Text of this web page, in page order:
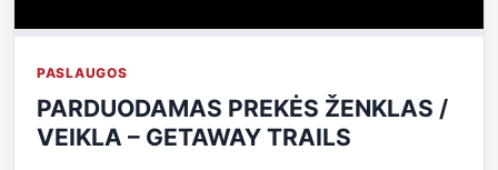
PASLAUGOS
PARDUODAMAS PREKĖS ŽENKLAS /
VEIKLA – GETAWAY TRAILS